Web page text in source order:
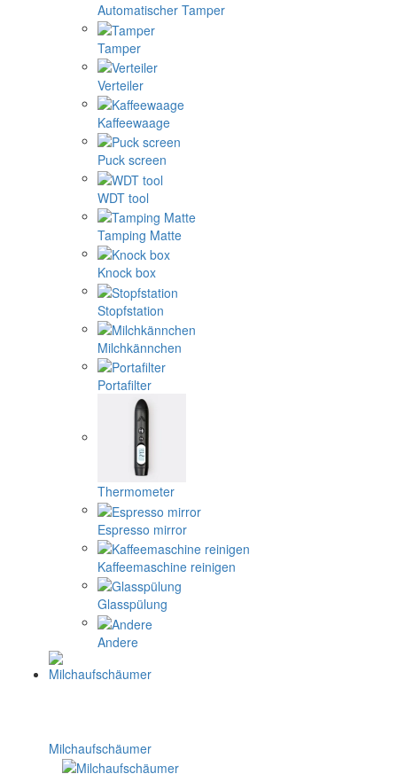
Automatischer Tamper
Tamper
Verteiler
Kaffeewaage
Puck screen
WDT tool
Tamping Matte
Knock box
Stopfstation
Milchkännchen
Portafilter
Thermometer
Espresso mirror
Kaffeemaschine reinigen
Glasspülung
Andere
Milchaufschäumer